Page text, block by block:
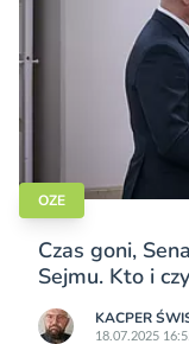
OZE
Czas goni,
Sejmu. Kto i
KACPER
18.07.2025